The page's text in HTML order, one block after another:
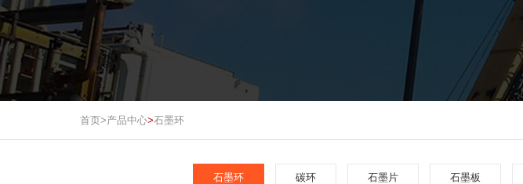
首页>产品中心>石墨环
石墨环 碳环 石墨片 石墨板